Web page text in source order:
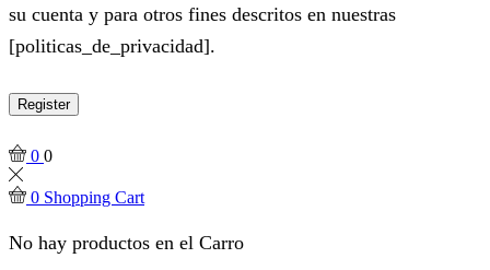
su cuenta y para otros fines descritos en nuestras
[politicas_de_privacidad].
Register
0 0
0 Shopping Cart
No hay productos en el Carro